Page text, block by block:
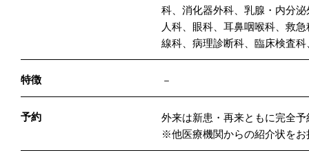
科、消化器外科、乳腺・内分
人科、眼科、耳鼻咽喉科、救
線科、病理診断科、臨床検査
特徴 －
予約
外来は新患・再来ともに完全
※他医療機関からの紹介状を